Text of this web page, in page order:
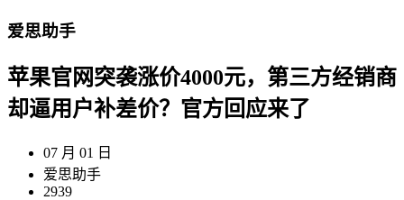
爱思助手
苹果官网突袭涨价4000元，第三方经销商
却逼用户补差价？官方回应来了
07 月 01 日
爱思助手
2939